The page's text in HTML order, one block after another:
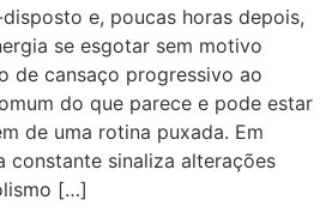
e, poucas horas depois,
se esgotar sem motivo
de cansaço progressivo ao
do que parece e pode estar
de uma rotina puxada. Em
constante sinaliza alterações
[…]